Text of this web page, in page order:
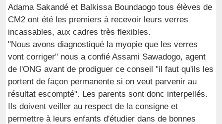
Adama Sakandé et Balkissa Boundaogo tous élèves de
CM2 ont été les premiers à recevoir leurs verres
incassables, aux cadres très flexibles.
"Nous avons diagnostiqué la myopie que les verres
vont corriger" nous a confié Assami Sawadogo, agent
de l'ONG avant de prodiguer ce conseil "il faut qu'ils les
portent de façon permanente si on veut parvenir au
résultat escompté". Les parents sont donc interpellés.
Ils doivent veiller au respect de la consigne et
permettre à leurs enfants d'étudier dans de bonnes